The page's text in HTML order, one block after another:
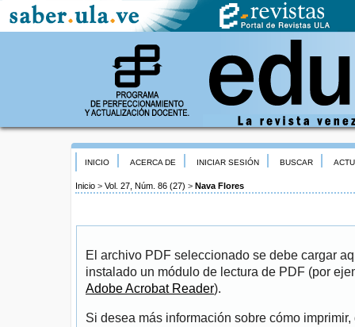
INICIO ACERCA DE INICIAR SESIÓN BUSCAR
Inicio > Vol. 27, Núm. 86 (27) > Nava Flores
El archivo PDF seleccionado se debe cargar
instalado un módulo de lectura de PDF (por
Adobe Acrobat Reader).
Si desea más información sobre cómo